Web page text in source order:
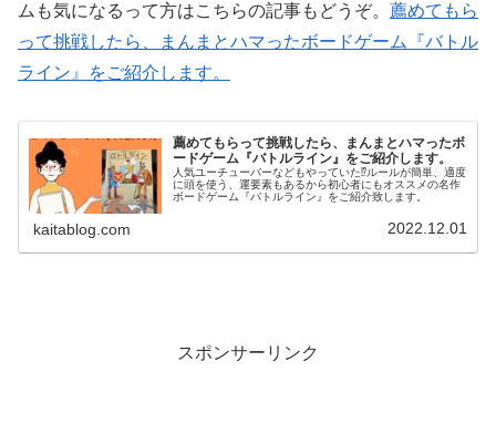
ムも気になるって方はこちらの記事もどうぞ。 薦めてもら
って挑戦したら、まんまとハマったボードゲーム『バトル
ライン』をご紹介します。
薦めてもらって挑戦したら、まんまとハマったボ
ードゲーム『バトルライン』をご紹介します。
人気ユーチューバーなどもやっていた⁉ルールが簡単、適度
に頭を使う、運要素もあるから初心者にもオススメの名作
ボードゲーム『バトルライン』をご紹介致します。
kaitablog.com 2022.12.01
スポンサーリンク